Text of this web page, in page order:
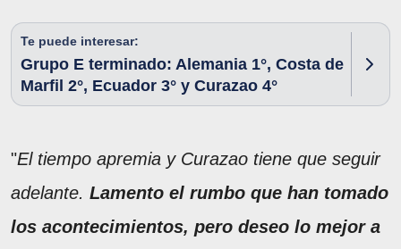
Te puede interesar:
Grupo E terminado: Alemania 1°, Costa de
Marfil 2°, Ecuador 3° y Curazao 4°
"El tiempo apremia y Curazao tiene que seguir
adelante. Lamento el rumbo que han tomado
los acontecimientos, pero deseo lo mejor a